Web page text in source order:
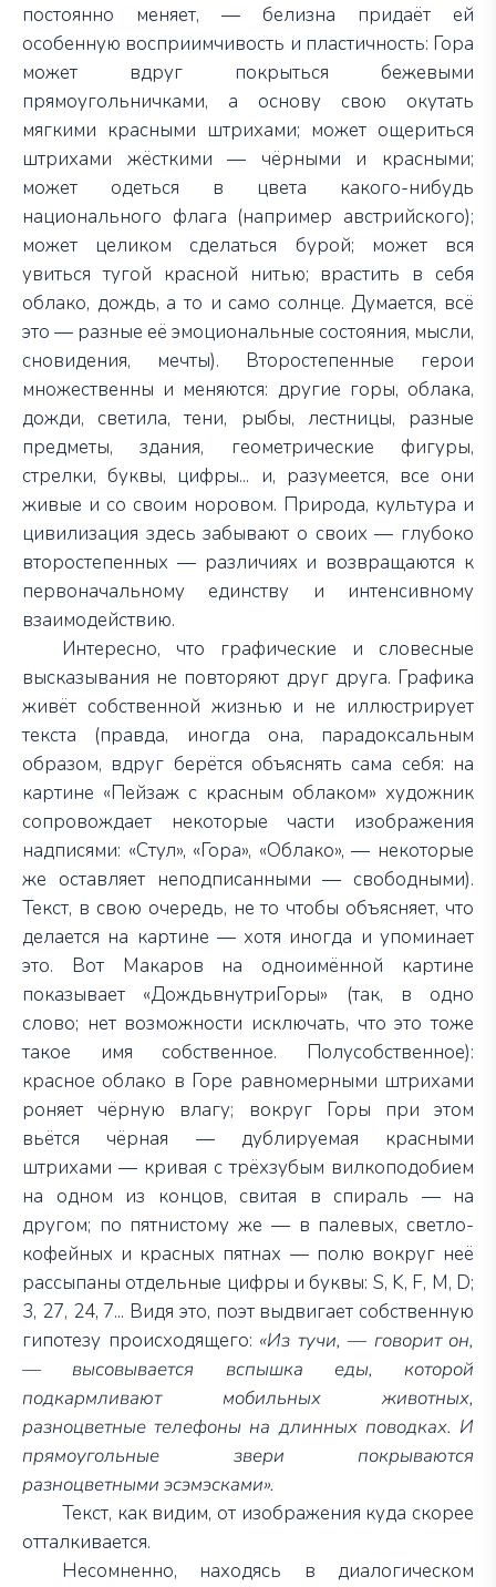
постоянно меняет, — белизна придаёт ей
особенную восприимчивость и пластичность: Гора
может вдруг покрыться бежевыми
прямоугольничками, а основу свою окутать
мягкими красными штрихами; может ощериться
штрихами жёсткими — чёрными и красными;
может одеться в цвета какого-нибудь
национального флага (например австрийского);
может целиком сделаться бурой; может вся
увиться тугой красной нитью; врастить в себя
облако, дождь, а то и само солнце. Думается, всё
это — разные её эмоциональные состояния, мысли,
сновидения, мечты). Второстепенные герои
множественны и меняются: другие горы, облака,
дожди, светила, тени, рыбы, лестницы, разные
предметы, здания, геометрические фигуры,
стрелки, буквы, цифры... и, разумеется, все они
живые и со своим норовом. Природа, культура и
цивилизация здесь забывают о своих — глубоко
второстепенных — различиях и возвращаются к
первоначальному единству и интенсивному
взаимодействию.
Интересно, что графические и словесные
высказывания не повторяют друг друга. Графика
живёт собственной жизнью и не иллюстрирует
текста (правда, иногда она, парадоксальным
образом, вдруг берётся объяснять сама себя: на
картине «Пейзаж с красным облаком» художник
сопровождает некоторые части изображения
надписями: «Стул», «Гора», «Облако», — некоторые
же оставляет неподписанными — свободными).
Текст, в свою очередь, не то чтобы объясняет, что
делается на картине — хотя иногда и упоминает
это. Вот Макаров на одноимённой картине
показывает «ДождьвнутриГоры» (так, в одно
слово; нет возможности исключать, что это тоже
такое имя собственное. Полусобственное):
красное облако в Горе равномерными штрихами
роняет чёрную влагу; вокруг Горы при этом
вьётся чёрная — дублируемая красными
штрихами — кривая с трёхзубым вилкоподобием
на одном из концов, свитая в спираль — на
другом; по пятнистому же — в палевых, светло-
кофейных и красных пятнах — полю вокруг неё
рассыпаны отдельные цифры и буквы: S, K, F, M, D;
3, 27, 24, 7... Видя это, поэт выдвигает собственную
гипотезу происходящего: «Из тучи, — говорит он,
— высовывается вспышка еды, которой
подкармливают мобильных животных,
разноцветные телефоны на длинных поводках. И
прямоугольные звери покрываются
разноцветными эсэмэсками».
Текст, как видим, от изображения куда скорее
отталкивается.
Несомненно, находясь в диалогическом